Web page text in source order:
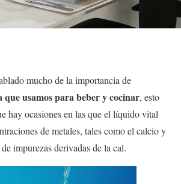
mucho de la importancia de
que usamos para beber y cocinar, esto
hay ocasiones en las que el líquido vital
de metales, tales como el calcio y
impurezas derivadas de la cal.